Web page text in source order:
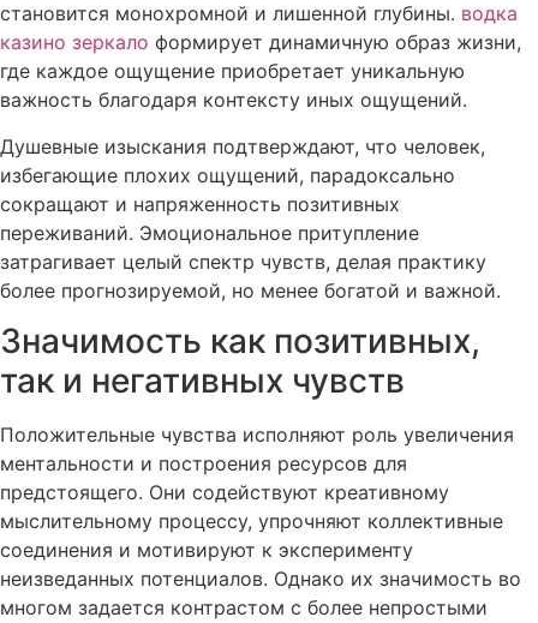
становится монохромной и лишенной глубины. водка
казино зеркало формирует динамичную образ жизни,
где каждое ощущение приобретает уникальную
важность благодаря контексту иных ощущений.
Душевные изыскания подтверждают, что человек,
избегающие плохих ощущений, парадоксально
сокращают и напряженность позитивных
переживаний. Эмоциональное притупление
затрагивает целый спектр чувств, делая практику
более прогнозируемой, но менее богатой и важной.
Значимость как позитивных,
так и негативных чувств
Положительные чувства исполняют роль увеличения
ментальности и построения ресурсов для
предстоящего. Они содействуют креативному
мыслительному процессу, упрочняют коллективные
соединения и мотивируют к эксперименту
неизведанных потенциалов. Однако их значимость во
многом задается контрастом с более непростыми